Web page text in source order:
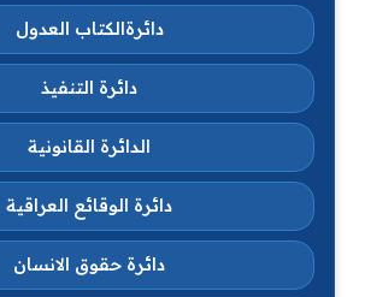
دائرةالكتاب العدول
دائرة التنفيذ
الدائرة القانونية
دائرة الوقائع العراقية
دائرة حقوق الانسان